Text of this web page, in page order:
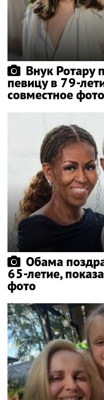
Внук Ротару
певицу в 79-
совместное фото
Обама
65-летие,
фото